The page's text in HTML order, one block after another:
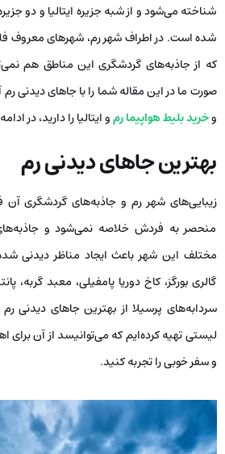
شناخته می‌شود و از شبه جزیره ایتالیا و دو
شده است. در اطراف شهر رم، شهرهای معروف
که از جاذبه‌های گردشگری این مناطق هم
صورت ما در این مقاله شما را با جاهای دیدنی
وخرید بلیط هواپیما رمو ایتالیا را دارید، در
بهترین جاهای دیدنی رم
زیبایی‌های شهر رم و جاذبه‌های گردشگری آن
منحصر به فردش خلاصه نمی‌شود و
مختلف این شهر باعث ایجاد مناظر دیدنی
گالری بورگز، کاخ دوریا پامفیلی، معبد گربه،
سردابه‌های پرسیلا از بهترین جاهای دیدنی
لیستی تهیه کرده‌ایم که می‌توانیسد از آن برای
و سفر خوبی را تجربه کنید.